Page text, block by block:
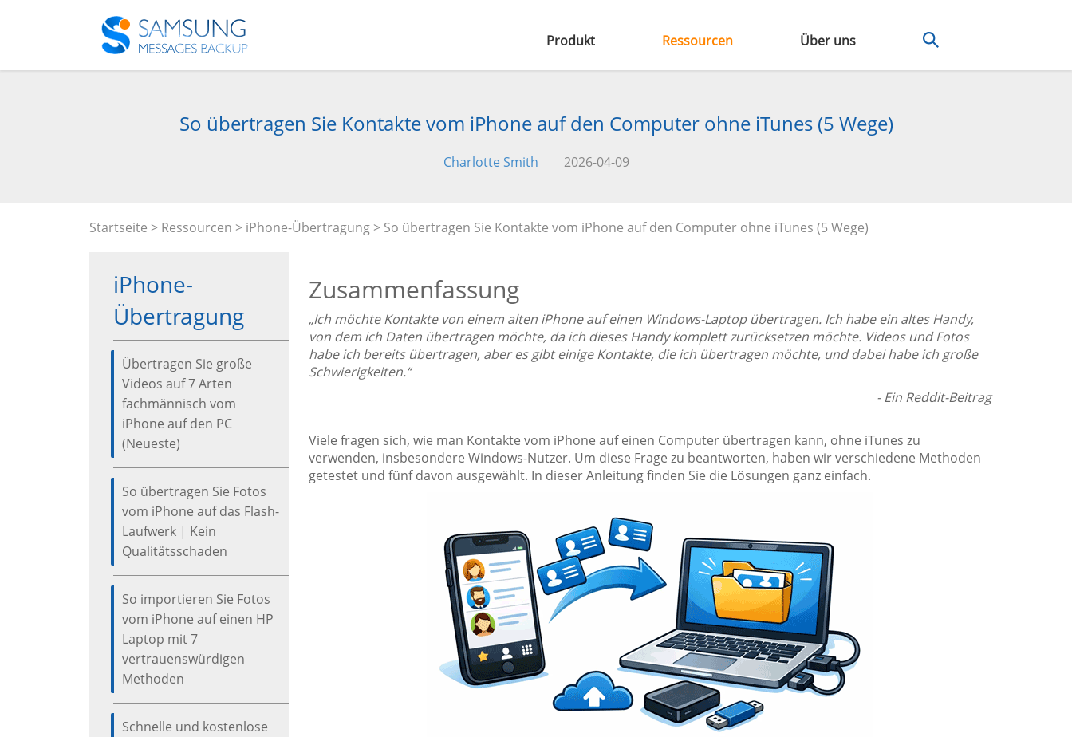
Produkt Ressourcen Über uns
So übertragen Sie Kontakte vom iPhone auf den Computer ohne iTunes (5 Wege)
Charlotte Smith 2026-04-09
Startseite > Ressourcen > iPhone-Übertragung > So übertragen Sie Kontakte vom iPhone auf den Computer ohne iTunes (5 Wege)
iPhone-
Übertragung
Übertragen Sie große
Videos auf 7 Arten
fachmännisch vom
iPhone auf den PC
(Neueste)
So übertragen Sie Fotos
vom iPhone auf das Flash-
Laufwerk | Kein
Qualitätsschaden
So importieren Sie Fotos
vom iPhone auf einen HP
Laptop mit 7
vertrauenswürdigen
Methoden
Schnelle und kostenlose
Zusammenfassung
„Ich möchte Kontakte von einem alten iPhone auf einen Windows-Laptop übertragen. Ich habe ein altes Handy,
von dem ich Daten übertragen möchte, da ich dieses Handy komplett zurücksetzen möchte. Videos und Fotos
habe ich bereits übertragen, aber es gibt einige Kontakte, die ich übertragen möchte, und dabei habe ich große
Schwierigkeiten.“
- Ein Reddit-Beitrag
Viele fragen sich, wie man Kontakte vom iPhone auf einen Computer übertragen kann, ohne iTunes zu
verwenden, insbesondere Windows-Nutzer. Um diese Frage zu beantworten, haben wir verschiedene Methoden
getestet und fünf davon ausgewählt. In dieser Anleitung finden Sie die Lösungen ganz einfach.